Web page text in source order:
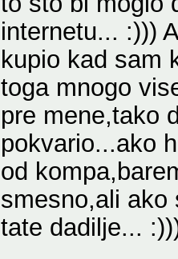
internetu... :)))
kupio kad sam
toga mnogo
pre mene,tako
pokvario...ako
od
smesno,ali ako
tate dadilje...